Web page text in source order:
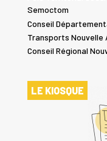
Semoctom
Conseil
Transports Nouvelle
Conseil Régional
LE KIOSQUE